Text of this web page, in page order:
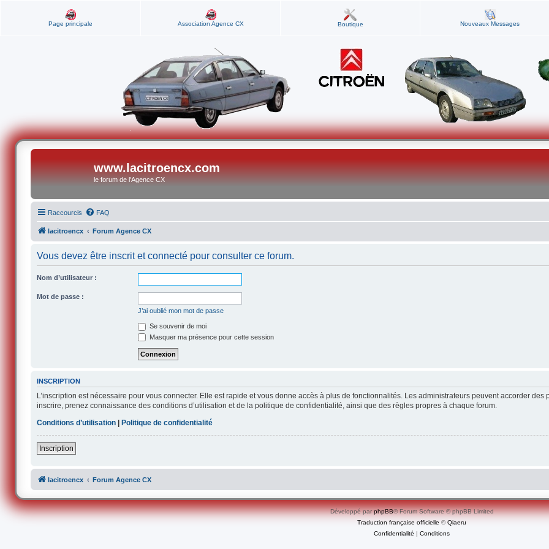
Page principale Association Agence CX Boutique Nouveaux Messages
www.lacitroencx.com
le forum de l'Agence CX
Raccourcis FAQ
lacitroencx Forum Agence CX
Vous devez être inscrit et connecté pour consulter ce forum.
Nom d’utilisateur :
Mot de passe :
J’ai oublié mon mot de passe
Se souvenir de moi
Masquer ma présence pour cette session
INSCRIPTION
L’inscription est nécessaire pour vous connecter. Elle est rapide et vous donne accès à plus de fonctionnalités. Les administrateurs peuvent accorder
inscrire, prenez connaissance des conditions d’utilisation et de la politique de confidentialité, ainsi que des règles propres à chaque forum.
Conditions d’utilisation |Politique de confidentialité
Inscription
lacitroencx Forum Agence CX
Développé parphpBB® Forum Software © phpBB Limited
Traduction française officielle ©Qiaeru
Confidentialité | Conditions